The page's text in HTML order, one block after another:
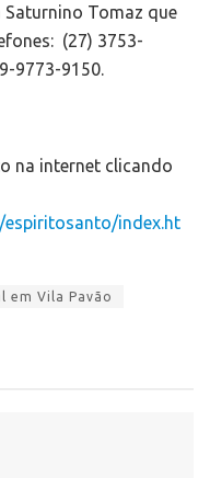
Saturnino Tomaz que
(27) 3753-
9773-9150.
na internet clicando
espiritosanto/index.ht
em Vila Pavão